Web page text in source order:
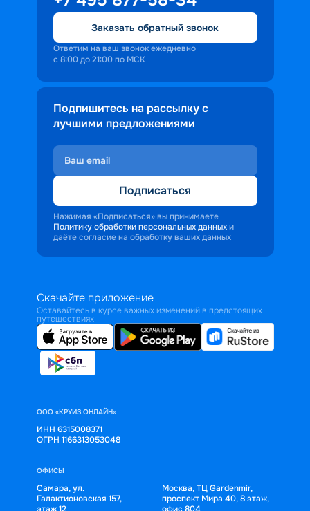
Заказать обратный звонок
Ответим на ваш звонок ежедневно
с 8:00 до 21:00 по МСК
Подпишитесь на рассылку с
лучшими предложениями
Подписаться
Нажимая «Подписаться» вы принимаете
Политику обработки персональных данных и
даёте согласие на обработку ваших данных
Скачайте приложение
Оставайтесь в курсе важных изменений в предстоящих
путешествиях
ООО «КРУИЗ.ОНЛАЙН»
ИНН 6315008371
ОГРН 1166313053048
ОФИСЫ
Самара, ул.
Галактионовская 157,
Москва, ТЦ Gardenmir,
проспект Мира 40, 8 этаж,